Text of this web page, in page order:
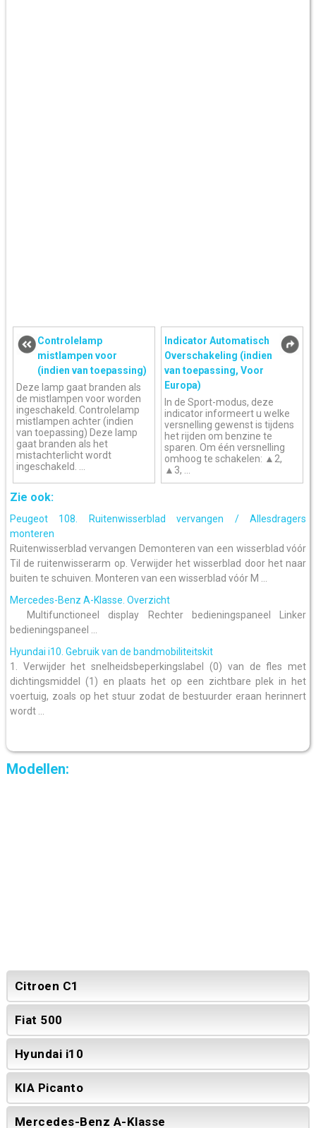
Controlelamp
mistlampen voor
(indien van toepassing)
Deze lamp gaat branden als
de mistlampen voor worden
ingeschakeld. Controlelamp
mistlampen achter (indien
van toepassing) Deze lamp
gaat branden als het
mistachterlicht wordt
ingeschakeld. ...
Indicator Automatisch
Overschakeling (indien
van toepassing, Voor
Europa)
In de Sport-modus, deze
indicator informeert u welke
versnelling gewenst is tijdens
het rijden om benzine te
sparen. Om één versnelling
omhoog te schakelen: ▲2,
▲3, ...
Zie ook:
Peugeot 108. Ruitenwisserblad vervangen / Allesdragers
monteren
Ruitenwisserblad vervangen Demonteren van een wisserblad vóór
Til de ruitenwisserarm op. Verwijder het wisserblad door het naar
buiten te schuiven. Monteren van een wisserblad vóór M ...
Mercedes-Benz A-Klasse. Overzicht
Multifunctioneel display Rechter bedieningspaneel Linker
bedieningspaneel ...
Hyundai i10. Gebruik van de bandmobiliteitskit
1. Verwijder het snelheidsbeperkingslabel (0) van de fles met
dichtingsmiddel (1) en plaats het op een zichtbare plek in het
voertuig, zoals op het stuur zodat de bestuurder eraan herinnert
wordt ...
Modellen:
Citroen C1
Fiat 500
Hyundai i10
KIA Picanto
Mercedes-Benz A-Klasse